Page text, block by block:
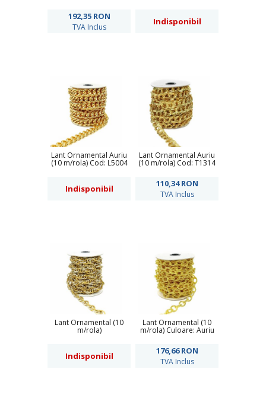
192,35 RON
TVA Inclus
Indisponibil
Lant Ornamental Auriu
(10 m/rola) Cod: L5004
Indisponibil
Lant Ornamental Auriu
(10 m/rola) Cod: T1314
110,34RON
TVA Inclus
Lant Ornamental (10
m/rola)
Indisponibil
Lant Ornamental (10
m/rola) Culoare: Auriu
176,66RON
TVA Inclus